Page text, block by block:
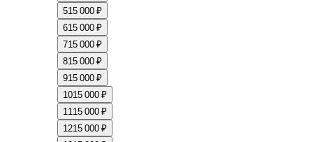
515 000 ₽
615 000 ₽
715 000 ₽
815 000 ₽
915 000 ₽
1015 000 ₽
1115 000 ₽
1215 000 ₽